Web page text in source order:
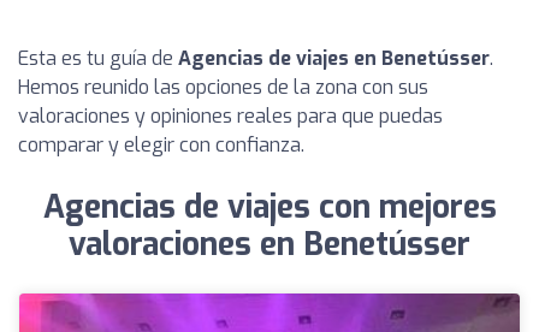
Esta es tu guía de Agencias de viajes en Benetússer.
Hemos reunido las opciones de la zona con sus
valoraciones y opiniones reales para que puedas
comparar y elegir con confianza.
Agencias de viajes con mejores
valoraciones en Benetússer